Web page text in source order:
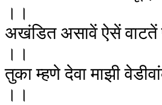
।।
अखंडित असावें ऐसें वाटतें
।।
तुका म्हणे देवा माझी
।।